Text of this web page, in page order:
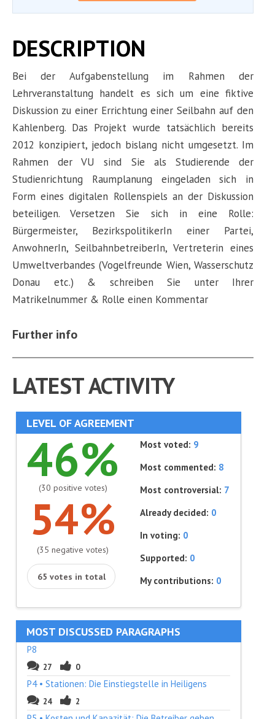
DESCRIPTION
Bei der Aufgabenstellung im Rahmen der
Lehrveranstaltung handelt es sich um eine fiktive
Diskussion zu einer Errichtung einer Seilbahn auf den
Kahlenberg. Das Projekt wurde tatsächlich bereits
2012 konzipiert, jedoch bislang nicht umgesetzt. Im
Rahmen der VU sind Sie als Studierende der
Studienrichtung Raumplanung eingeladen sich in
Form eines digitalen Rollenspiels an der Diskussion
beteiligen. Versetzen Sie sich in eine Rolle:
Bürgermeister, BezirkspolitikerIn einer Partei,
AnwohnerIn, SeilbahnbetreiberIn, Vertreterin eines
Umweltverbandes (Vogelfreunde Wien, Wasserschutz
Donau etc.) & schreiben Sie unter Ihrer
Matrikelnummer & Rolle einen Kommentar
Further info
LATEST ACTIVITY
LEVEL OF AGREEMENT
46%
(30 positive votes)
54%
(35 negative votes)
65 votes in total
Most voted: 9
Most commented: 8
Most controversial: 7
Already decided: 0
In voting: 0
Supported: 0
My contributions: 0
MOST DISCUSSED PARAGRAPHS
P8
27 0
P4 • Stationen: Die Einstiegstelle in Heiligens
24 2